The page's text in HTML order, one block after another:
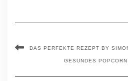
DAS PERFEKTE REZEPT BY
GESUNDES